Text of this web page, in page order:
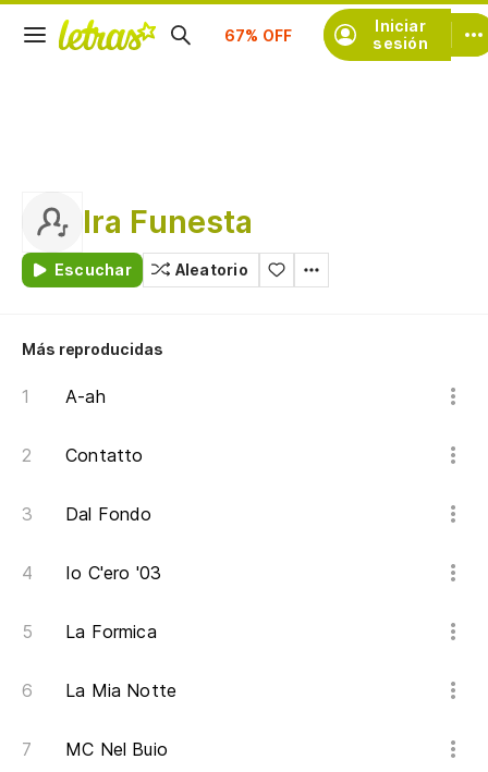
Iniciar
sesión
Suscríbete
Ira Funesta
Escuchar Aleatorio
Más reproducidas
A-ah
Contatto
Dal Fondo
Io C'ero '03
La Formica
La Mia Notte
MC Nel Buio